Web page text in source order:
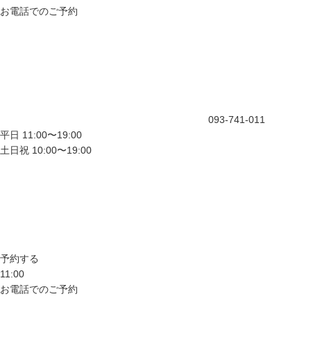
お電話でのご予約
093-741-011
平日 11:00〜19:00
土日祝 10:00〜19:00
予約する
11:00
お電話でのご予約